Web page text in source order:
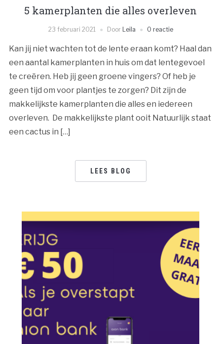
5 kamerplanten die alles overleven
23 februari 2021 Door Leila 0 reactie
Kan jij niet wachten tot de lente eraan komt? Haal dan
een aantal kamerplanten in huis om dat lentegevoel
te creëren. Heb jij geen groene vingers? Of heb je
geen tijd om voor plantjes te zorgen? Dit zijn de
makkelijkste kamerplanten die alles en iedereen
overleven. De makkelijkste plant ooit Natuurlijk staat
een cactus in […]
LEES BLOG